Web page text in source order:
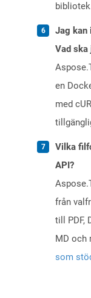
Jag kan
Vad ska
en
med
Vilka
API?
från
till PDF,
MD och
som